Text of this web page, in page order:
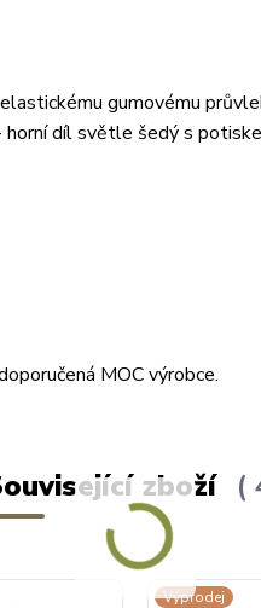
gumovému
díl světle šedý s
MOC výrobce.
zboží
Výprodej